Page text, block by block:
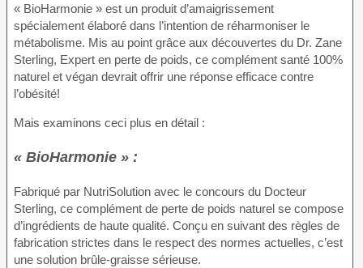
« BioHarmonie » est un produit d’amaigrissement
spécialement élaboré dans l’intention de réharmoniser le
métabolisme. Mis au point grâce aux découvertes du Dr. Zane
Sterling, Expert en perte de poids, ce complément santé 100%
naturel et végan devrait offrir une réponse efficace contre
l’obésité!
Mais examinons ceci plus en détail :
« BioHarmonie » :
Fabriqué par NutriSolution avec le concours du Docteur
Sterling, ce complément de perte de poids naturel se compose
d’ingrédients de haute qualité. Conçu en suivant des règles de
fabrication strictes dans le respect des normes actuelles, c’est
une solution brûle-graisse sérieuse.